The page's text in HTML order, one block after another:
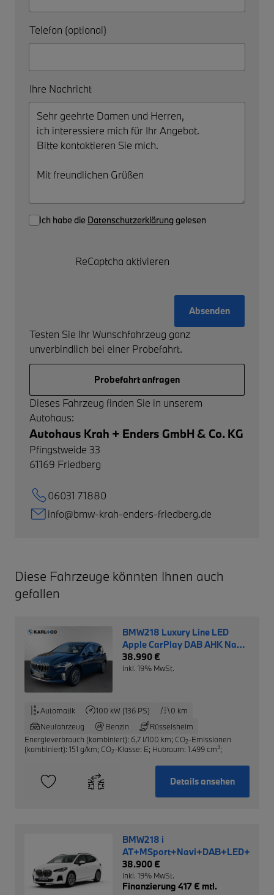
Telefon (optional)
Ihre Nachricht
Ich habe die Datenschutzerklärung gelesen
ReCaptcha aktivieren
Absenden
Testen Sie Ihr Wunschfahrzeug ganz
unverbindlich bei einer Probefahrt.
Probefahrt anfragen
Dieses Fahrzeug finden Sie in unserem
Autohaus:
Autohaus Krah + Enders GmbH & Co. KG
Pfingstweide 33
61169 Friedberg
06031 71880
info@bmw-krah-enders-friedberg.de
Diese Fahrzeuge könnten Ihnen auch
gefallen
BMW218 Luxury Line LED
Apple CarPlay DAB AHK Navi
SHZNotbremsass.
38.990 €
inkl. 19% MwSt.
Automatik 100 kW (136 PS)
0 km
Neufahrzeug
Benzin
Rüsselsheim
Energieverbrauch (kombiniert): 6,7 l/100 km; CO2-Emissionen
(kombiniert): 151 g/km; CO2-Klasse: E; Hubraum: 1.499 cm3;
Details ansehen
BMW218 i
38.900 €
inkl. 19% MwSt.
Finanzierung 417 € mtl.